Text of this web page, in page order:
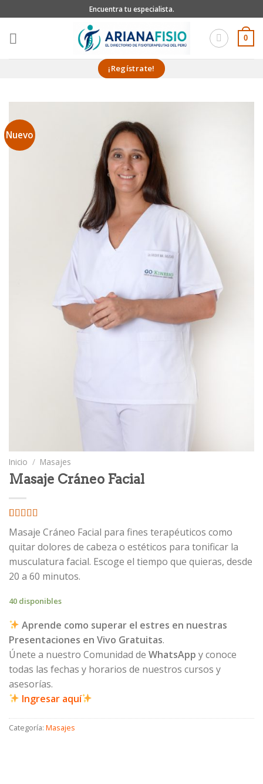
to
content
Encuentra tu especialista.
0
¡Regístrate!
Nuevo
Inicio / Masajes
Masaje Cráneo Facial
Valorado
con3.50
de 5 en
base a
2
valoraciones
de
Masaje Cráneo Facial para fines terapéuticos como
quitar dolores de cabeza o estéticos para tonificar la
musculatura facial. Escoge el tiempo que quieras, desde
20 a 60 minutos.
40 disponibles
Aprende como superar el estres en nuestras
Presentaciones en Vivo Gratuitas.
Únete a nuestro Comunidad de WhatsApp y conoce
todas las fechas y horarios de nuestros cursos y
asesorías.
Ingresar aquí
Categoría: Masajes